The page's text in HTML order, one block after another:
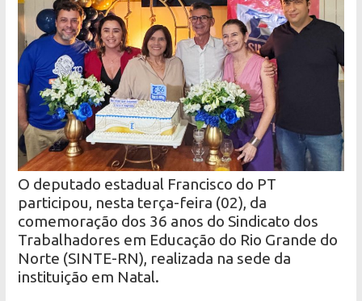
O deputado estadual Francisco do PT
participou, nesta terça-feira (02), da
comemoração dos 36 anos do Sindicato dos
Trabalhadores em Educação do Rio Grande do
Norte (SINTE-RN), realizada na sede da
instituição em Natal.